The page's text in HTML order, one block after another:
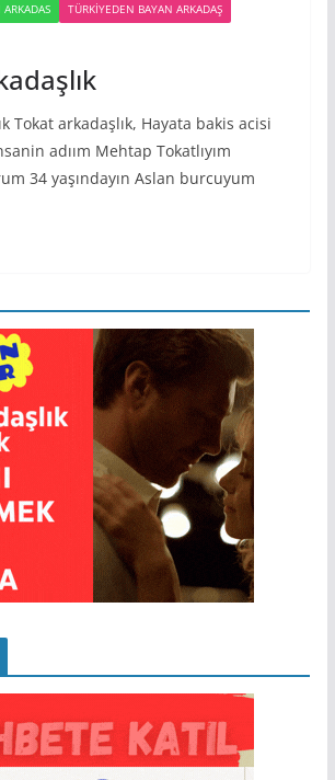
TÜRKIYEDEN BAYAN ARKADAŞ
Tokat arkadaşlık, Hayata bakis acisi
adıım Mehtap Tokatlıyım
34 yaşındayın Aslan burcuyum